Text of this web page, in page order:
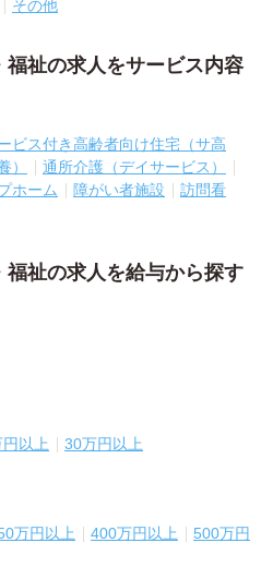
その他
祉の求人をサービス内容
ビス付き高齢者向け住宅（サ高
）
通所介護（デイサービス）
ホーム 障がい者施設
訪問看
祉の求人を給与から探す
以上 30万円以上
万円以上 400万円以上
500万円